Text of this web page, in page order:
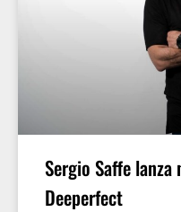
Sergio Saffe
Deeperfect